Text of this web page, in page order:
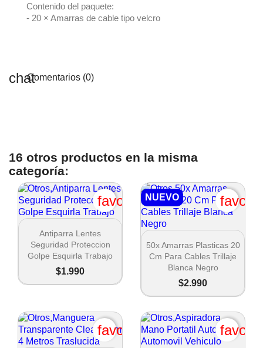
Contenido del paquete:
- 20 × Amarras de cable tipo velcro
Comentarios (0)
16 otros productos en la misma
categoría:
 Vista rápida
Antiparra Lentes
Seguridad Proteccion
Golpe Esquirla Trabajo
$1.990
favorite_border
 Vista rápida
50x Amarras Plasticas 20
Cm Para Cables Trillaje
Blanca Negro
$2.990
NUEVO
favorite_border